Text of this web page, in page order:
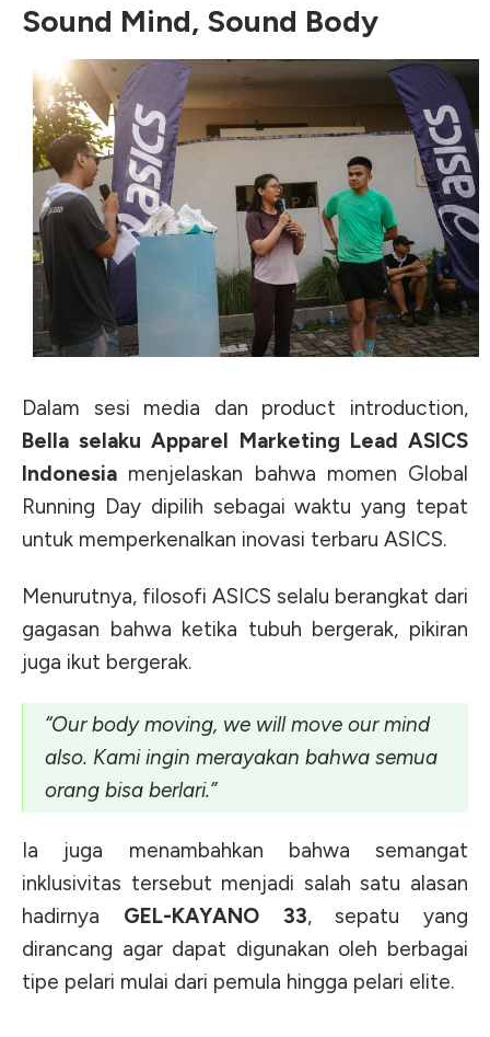
Sound Mind, Sound Body
Dalam sesi media dan product introduction,
Bella selaku Apparel Marketing Lead ASICS
Indonesia menjelaskan bahwa momen Global
Running Day dipilih sebagai waktu yang tepat
untuk memperkenalkan inovasi terbaru ASICS.
Menurutnya, filosofi ASICS selalu berangkat dari
gagasan bahwa ketika tubuh bergerak, pikiran
juga ikut bergerak.
“Our body moving, we will move our mind
also. Kami ingin merayakan bahwa semua
orang bisa berlari.”
Ia juga menambahkan bahwa semangat
inklusivitas tersebut menjadi salah satu alasan
hadirnya GEL-KAYANO 33, sepatu yang
dirancang agar dapat digunakan oleh berbagai
tipe pelari mulai dari pemula hingga pelari elite.